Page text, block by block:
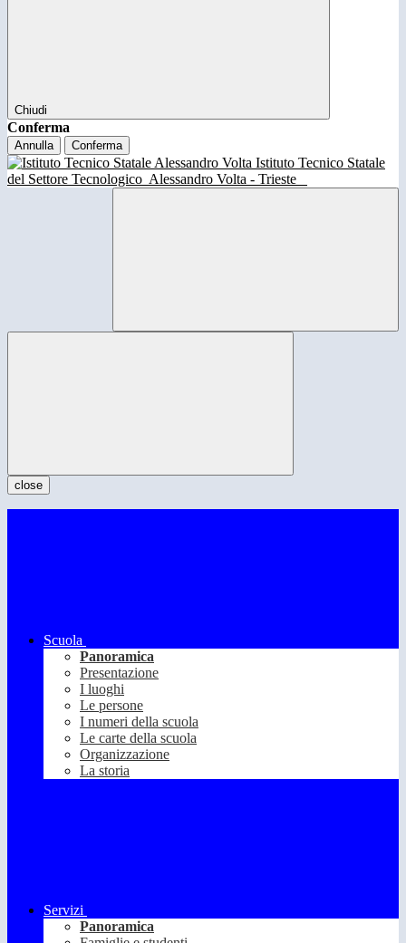
Chiudi
Conferma
Annulla Conferma
Istituto Tecnico Statale
del Settore Tecnologico Alessandro Volta - Trieste
close
Scuola
Panoramica
Presentazione
I luoghi
Le persone
I numeri della scuola
Le carte della scuola
Organizzazione
La storia
Servizi
Panoramica